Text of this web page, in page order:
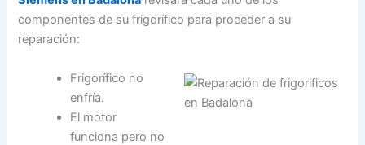
componentes de su frigorífico para proceder a su
reparación:
Frigorífico no
enfría.
El motor
funciona pero no